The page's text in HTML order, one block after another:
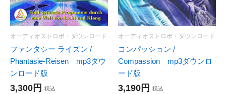
オーディオストロボ・ダウンロード
ファンタシー ライズン /
Phantasie-Reisen mp3ダウ
ンロード版
3,300円
税込
オーディオストロボ・ダウンロード
コンパッション /
Compassion mp3ダウンロ
ード版
3,190円
税込